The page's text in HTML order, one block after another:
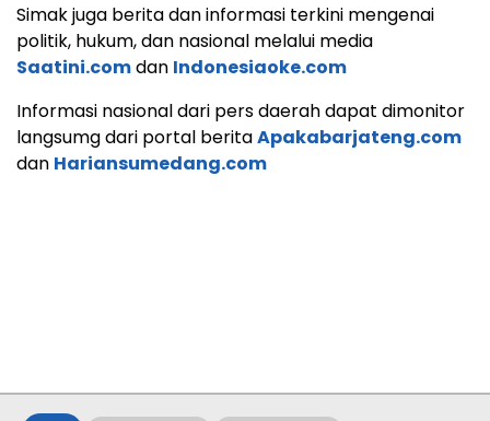
Simak juga berita dan informasi terkini mengenai
politik, hukum, dan nasional melalui media
Saatini.comdan Indonesiaoke.com
Informasi nasional dari pers daerah dapat dimonitor
langsumg dari portal beritaApakabarjateng.com
dan Hariansumedang.com